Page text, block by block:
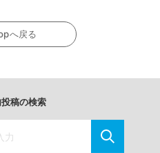
へ戻る
稿の検索